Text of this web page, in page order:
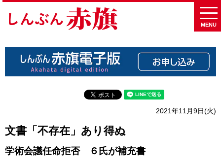
MENU
2021年11月9日(火)
文書「不存在」あり得ぬ
学術会議任命拒否 ６氏が補充書